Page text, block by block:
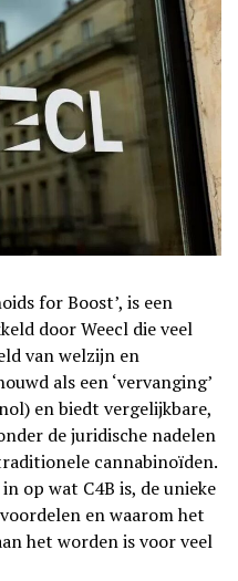
for Boost’, is een
door Weecl die veel
van welzijn en
als een ‘vervanging’
en biedt vergelijkbare,
de juridische nadelen
cannabinoïden.
op wat C4B is, de unieke
en waarom het
het worden is voor veel